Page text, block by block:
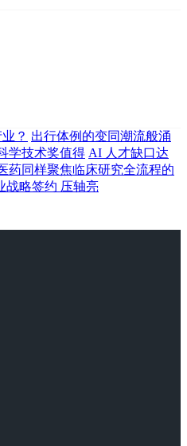
？ 出行体例的变同潮流般涌
学技术奖值得 AI 人才缺口达
药同样聚焦临床研究全流程的
战略签约 压轴亮